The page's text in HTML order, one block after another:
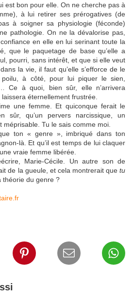
est bon pour elle. On ne cherche pas à
à lui retirer ses prérogatives (de
à soigner sa physiologie (féconde)
pathologie. On ne la dévalorise pas,
en elle en lui serinant toute la
que le paquetage de base qu’elle a
pourri, sans intérêt, et que si elle veut
la vie, il faut qu’elle s’efforce de le
à côté, pour lui piquer le sien,
Ce à quoi, bien sûr, elle n’arrivera
éternellement frustrée.
une femme. Et quiconque ferait le
sûr, qu’un pervers narcissique, un
Tu le sais comme moi.
ton « genre », imbriqué dans ton
là. Et qu’il est temps de lui claquer
vraie femme libérée.
Marie-Cécile. Un autre son de
de la gueule, et cela montrerait quetu
théorie du genre ?